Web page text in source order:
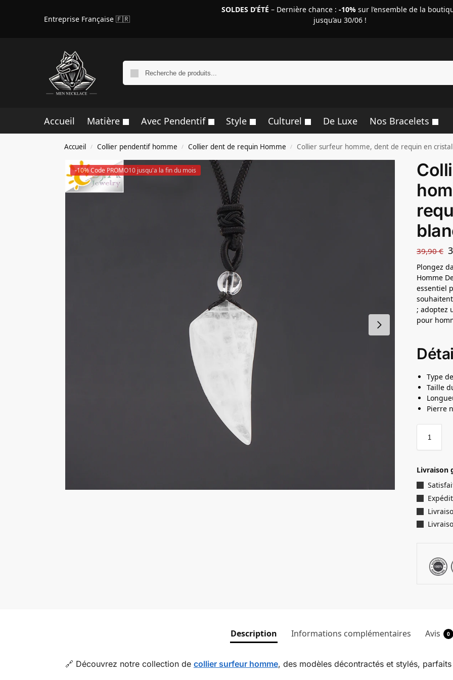
Entreprise Française 🇫🇷
SOLDES D’ÉTÉ – Dernière chance : -10%sur l’ensemble de la
jusqu’au 30/06 !
Accueil Matière Avec Pendentif Style Culturel De Luxe Nos Bracelets
Accueil / Collier pendentif homme / Collier dent de requin Homme / Collier surfeur homme, dent de requin en
-10% Code PROMO10 jusqu'a la fin du mois
39,90€
Plongez
Homme
essentiel
; adoptez
pour
Type
Taille
Pierre
Livraison
Description Informations complémentaires Avis 0
🔗 Découvrez notre collection de collier surfeur homme, des modèles décontractés et stylés,